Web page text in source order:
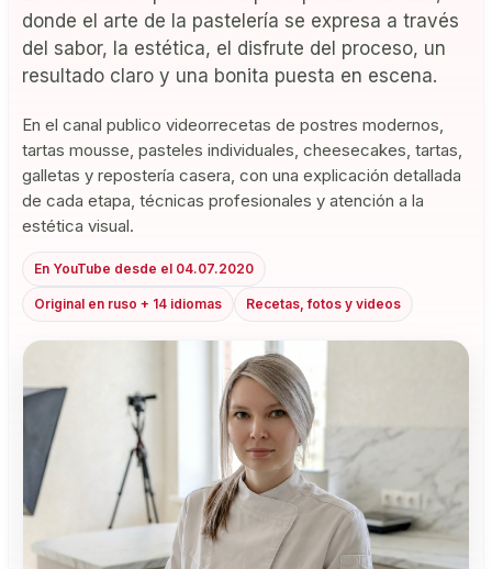
donde el arte de la pastelería se expresa a través
del sabor, la estética, el disfrute del proceso, un
resultado claro y una bonita puesta en escena.
En el canal publico videorrecetas de postres modernos,
tartas mousse, pasteles individuales, cheesecakes, tartas,
galletas y repostería casera, con una explicación detallada
de cada etapa, técnicas profesionales y atención a la
estética visual.
En YouTube desde el 04.07.2020
Original en ruso + 14 idiomas Recetas, fotos y videos